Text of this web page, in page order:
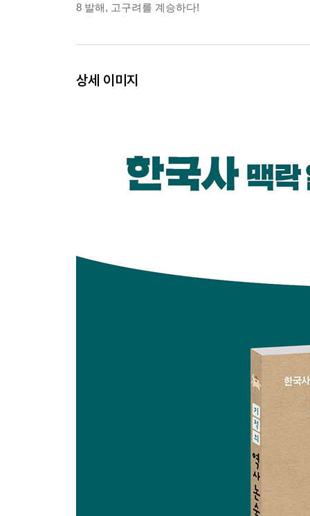
8 발해, 고구려를 계승하다!
상세 이미지